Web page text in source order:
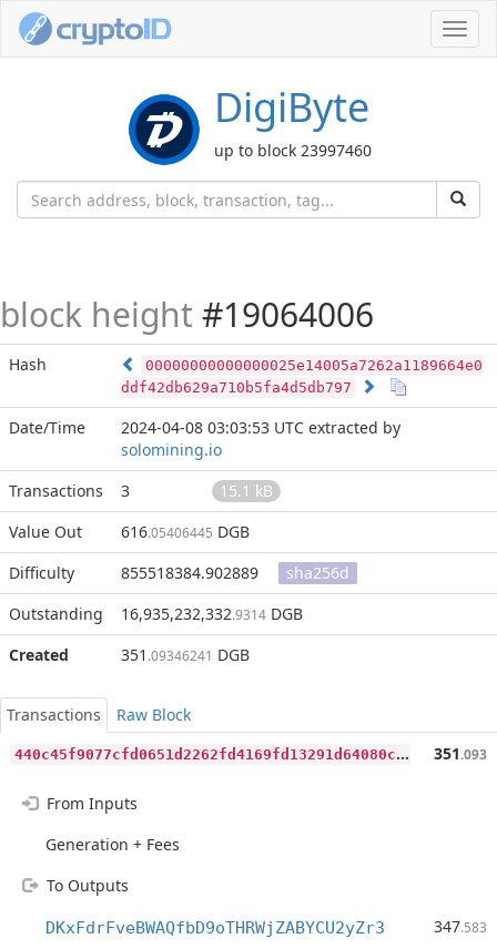
DigiByte
up to block 23997460
block height #19064006
Hash
00000000000000025e14005a7262a1189664e0
ddf42db629a710b5fa4d5db797
Date/Time 2024-04-08 03:03:53 UTC extracted by
solomining.io
Transactions
3
15.1 kB
Value Out
616.05406445 DGB
Difficulty
855518384.902889
sha256d
Outstanding
16,935,232,332.9314 DGB
Created
351 .09346241 DGB
Transactions
Raw Block
4
40c45f9077cfd0651d2262fd4169fd13291d64080ca9020468042ff026106a3 351.093
From Inputs
Generation + Fees
To Outputs
DKxFdrFveBWAQfbD9oTHRWjZABYCU2yZr3 347.583